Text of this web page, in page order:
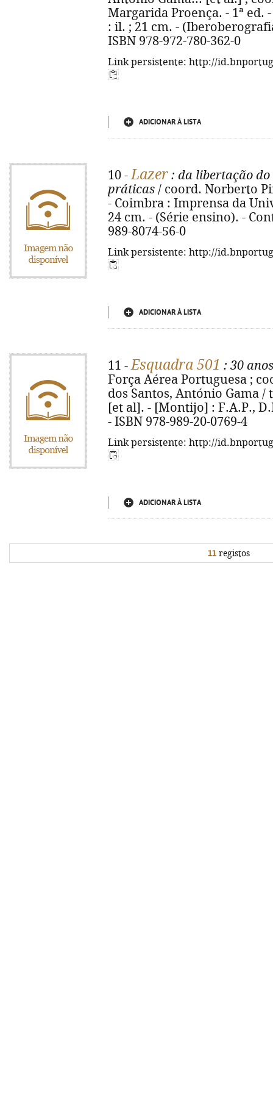
Margarida Proença. - 1ª ed.
: il. ; 21 cm. -
ISBN 978-972-780-362-0
Link persistente: http://
ADICIONAR À LISTA
10 -Lazer : da libertação
práticas / coord. Norberto
- Coimbra : Imprensa da
24 cm. - (Série ensino). -
989-8074-56-0
Link persistente: http://
ADICIONAR À LISTA
11 -Esquadra 501 : 30 anos
Força Aérea Portuguesa ;
dos Santos, António Gama /
[et al]. - [Montijo] : F.A.P.,
- ISBN 978-989-20-0769-4
Link persistente: http://
ADICIONAR À LISTA
11registos